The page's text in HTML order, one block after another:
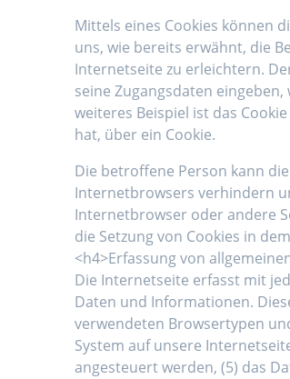
Mittels eines Cookies können
uns, wie bereits erwähnt, die
Internetseite zu erleichtern.
seine Zugangsdaten
weiteres Beispiel ist das
hat, über ein Cookie.
Die betroffene Person kann
Internetbrowsers verhindern
Internetbrowser oder andere
die Setzung von Cookies in
<h4>Erfassung von
Die Internetseite erfasst mit
Daten und Informationen.
verwendeten Browsertypen
System auf unsere
angesteuert werden, (5) das